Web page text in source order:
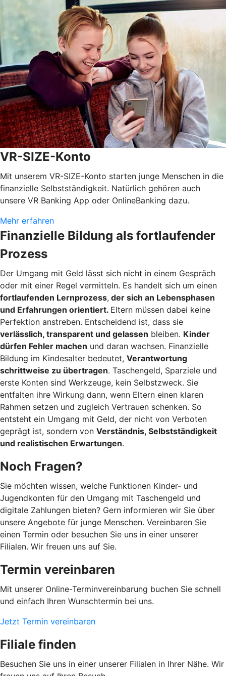
VR-SIZE-Konto
Mit unserem VR-SIZE-Konto starten junge Menschen in die
finanzielle Selbstständigkeit. Natürlich gehören auch
unsere VR Banking App oder OnlineBanking dazu.
Mehr erfahren
Finanzielle Bildung als fortlaufender
Prozess
Der Umgang mit Geld lässt sich nicht in einem Gespräch
oder mit einer Regel vermitteln. Es handelt sich um einen
fortlaufenden Lernprozess, der sich an Lebensphasen
und Erfahrungen orientiert. Eltern müssen dabei keine
Perfektion anstreben. Entscheidend ist, dass sie
verlässlich, transparent und gelassen bleiben. Kinder
dürfen Fehler machen und daran wachsen. Finanzielle
Bildung im Kindesalter bedeutet, Verantwortung
schrittweise zu übertragen. Taschengeld, Sparziele und
erste Konten sind Werkzeuge, kein Selbstzweck. Sie
entfalten ihre Wirkung dann, wenn Eltern einen klaren
Rahmen setzen und zugleich Vertrauen schenken. So
entsteht ein Umgang mit Geld, der nicht von Verboten
geprägt ist, sondern von Verständnis, Selbstständigkeit
und realistischen Erwartungen.
Noch Fragen?
Sie möchten wissen, welche Funktionen Kinder- und
Jugendkonten für den Umgang mit Taschengeld und
digitale Zahlungen bieten? Gern informieren wir Sie über
unsere Angebote für junge Menschen. Vereinbaren Sie
einen Termin oder besuchen Sie uns in einer unserer
Filialen. Wir freuen uns auf Sie.
Termin vereinbaren
Mit unserer Online-Terminvereinbarung buchen Sie schnell
und einfach Ihren Wunschtermin bei uns.
Jetzt Termin vereinbaren
Filiale finden
Besuchen Sie uns in einer unserer Filialen in Ihrer Nähe. Wir